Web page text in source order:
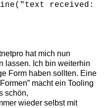
received:
hat mich nun
lassen. Ich bin weiterhin
Form haben sollten. Eine
macht ein Tooling
schön,
wieder selbst mit